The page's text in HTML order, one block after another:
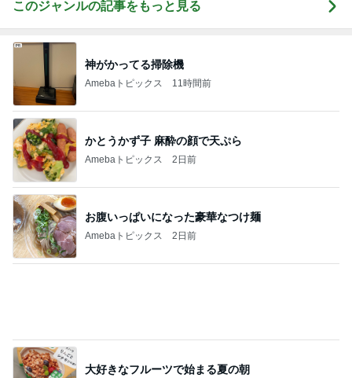
Amebaトピックス 2日前
大好きなフルーツで始まる夏の朝
Amebaトピックス 1日前
見た目が好みじゃなかったコラボ品
Amebaトピックス 1日前